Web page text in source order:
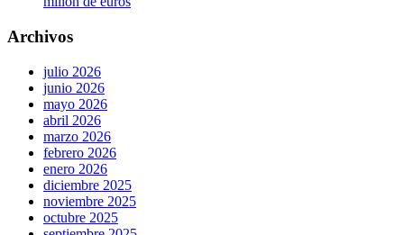
Archivos
julio 2026
junio 2026
mayo 2026
abril 2026
marzo 2026
febrero 2026
enero 2026
diciembre 2025
noviembre 2025
octubre 2025